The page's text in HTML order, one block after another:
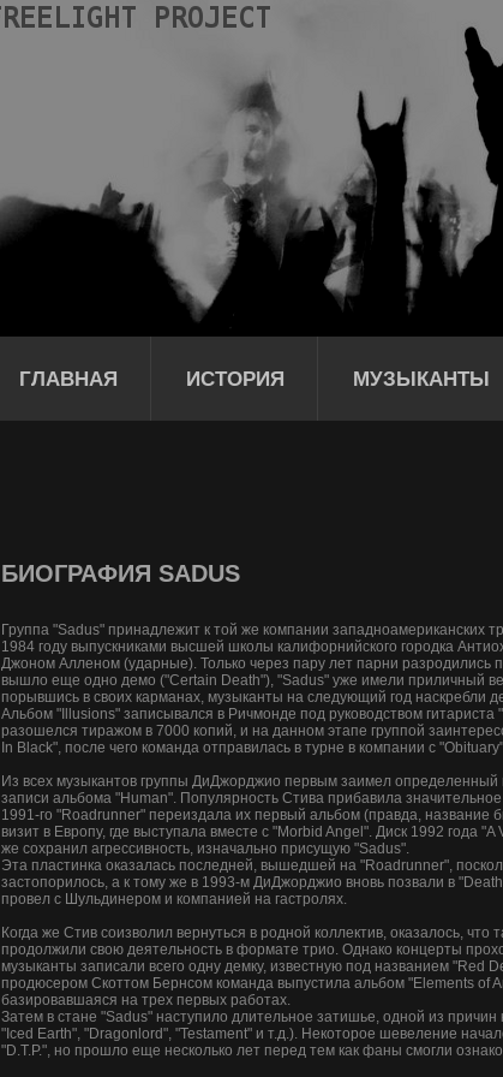
ГЛАВНАЯ ИСТОРИЯ МУЗЫКАНТЫ
БИОГРАФИЯ SADUS
Группа "Sadus" принадлежит к той же компании западноамериканских
1984 году выпускниками высшей школы калифорнийского городка
Джоном Алленом (ударные). Только через пару лет парни разродились
вышло еще одно демо ("Certain Death"), "Sadus" уже имели приличный
порывшись в своих карманах, музыканты на следующий год наскребли
Альбом "Illusions" записывался в Ричмонде под руководством
разошелся тиражом в 7000 копий, и на данном этапе группой
In Black", после чего команда отправилась в турне в компании с
Из всех музыкантов группы ДиДжорджио первым заимел определенный
записи альбома "Human". Популярность Стива прибавила
1991-го "Roadrunner" переиздала их первый альбом (правда,
визит в Европу, где выступала вместе с "Morbid Angel". Диск 1992
же сохранил агрессивность, изначально присущую "Sadus".
Эта пластинка оказалась последней, вышедшей на "Roadrunner",
застопорилось, а к тому же в 1993-м ДиДжорджио вновь позвали в
провел с Шульдинером и компанией на гастролях.
Когда же Стив соизволил вернуться в родной коллектив, оказалось,
продолжили свою деятельность в формате трио. Однако концерты
музыканты записали всего одну демку, известную под названием "Red
продюсером Скоттом Бернсом команда выпустила альбом "Elements of
базировавшаяся на трех первых работах.
Затем в стане "Sadus" наступило длительное затишье, одной из
"Iced Earth", "Dragonlord", "Testament" и т.д.). Некоторое шевеление
"D.T.P.", но прошло еще несколько лет перед тем как фаны смогли